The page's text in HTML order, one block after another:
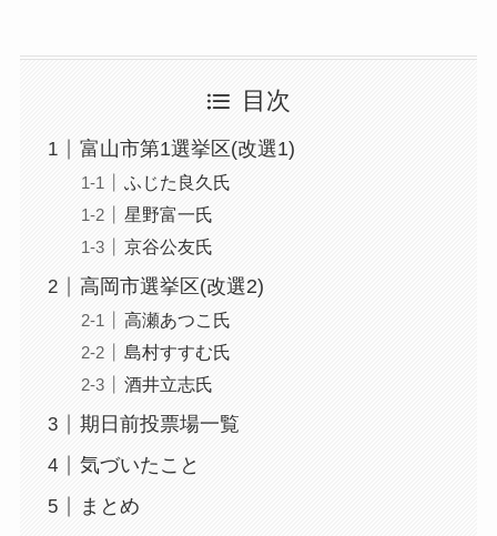
目次
富山市第1選挙区(改選1)
ふじた良久氏
星野富一氏
京谷公友氏
高岡市選挙区(改選2)
高瀬あつこ氏
島村すすむ氏
酒井立志氏
期日前投票場一覧
気づいたこと
まとめ